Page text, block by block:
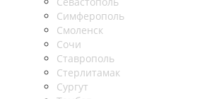
Симферополь
Смоленск
Сочи
Ставрополь
Стерлитамак
Сургут